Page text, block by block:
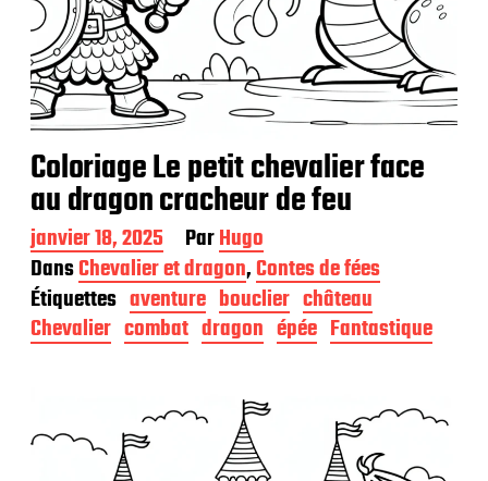
Coloriage Le petit chevalier face
au dragon cracheur de feu
D
a
t
e
d
e
l
i
janvier 18, 2025 ParHugo
DansChevalier et dragon,Contes de fées
Étiquettes aventure bouclier château
Chevalier combat dragon épée Fantastique